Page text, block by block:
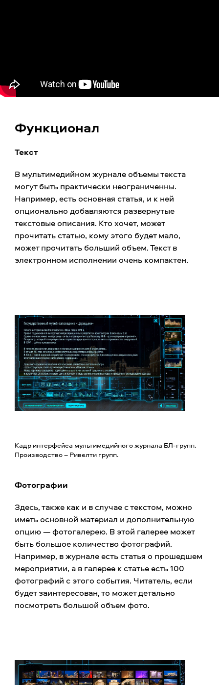
Функционал
Текст
В мультимедийном журнале объемы текста
могут быть практически неограниченны.
Например, есть основная статья, и к ней
опционально добавляются развернутые
текстовые описания. Кто хочет, может
прочитать статью, кому этого будет мало,
может прочитать больший объем. Текст в
электронном исполнении очень компактен.
Кадр интерфейса мультимедийного журнала БЛ-групп.
Производство – Ривелти групп.
Фотографии
Здесь, также как и в случае с текстом, можно
иметь основной материал и дополнительную
опцию — фотогалерею. В этой галерее может
быть большое количество фотографий.
Например, в журнале есть статья о прошедшем
мероприятии, а в галерее к статье есть 100
фотографий с этого события. Читатель, если
будет заинтересован, то может детально
посмотреть большой объем фото.